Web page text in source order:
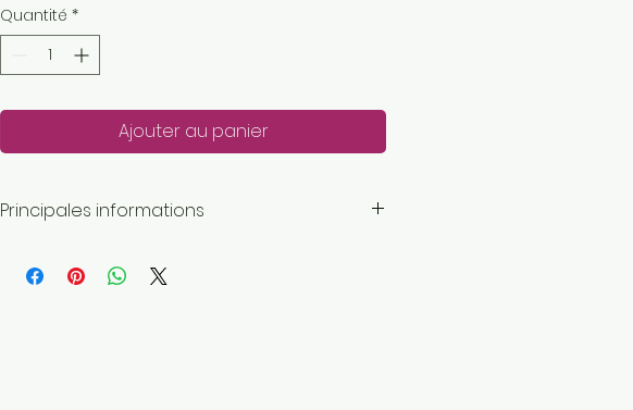
Quantité *
Ajouter au panier
Principales informations
Poids de la laine: 1 super fin